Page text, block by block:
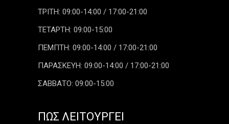
ΤΡΙΤΗ: 09:00-14:00 / 17:00-21:00
ΤΕΤΑΡΤΗ: 09:00-15:00
ΠΕΜΠΤΗ: 09:00-14:00 / 17:00-21:00
ΠΑΡΑΣΚΕΥΗ: 09:00-14:00 / 17:00-21:00
ΣΑΒΒΑΤΟ: 09:00-15:00
ΠΏΣ ΛΕΙΤΟΥΡΓΕΊ